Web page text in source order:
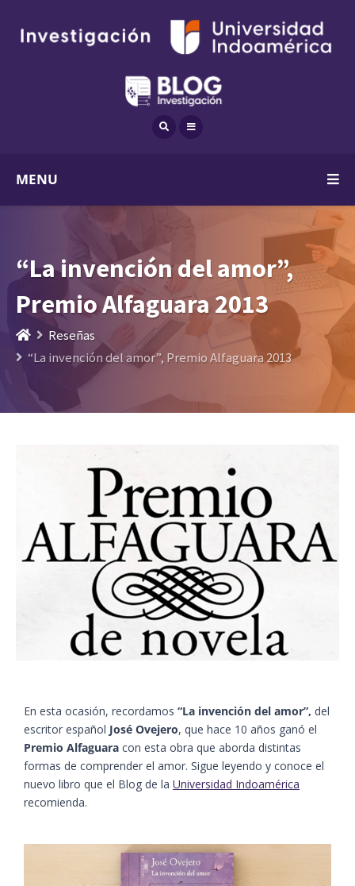
MENU
“La invención del amor”,
Premio Alfaguara 2013
Reseñas
“La invención del amor”, Premio Alfaguara 2013
En esta ocasión, recordamos “La invención del amor”, del
escritor español José Ovejero, que hace 10 años ganó el
Premio Alfaguara con esta obra que aborda distintas
formas de comprender el amor. Sigue leyendo y conoce el
nuevo libro que el Blog de la Universidad Indoamérica
recomienda.